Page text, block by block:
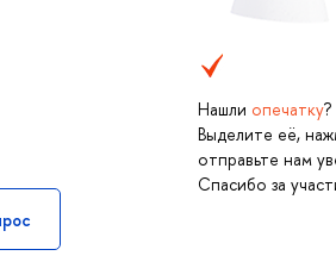
Нашли опечатку?
Выделите её,
отправьте нам
Спасибо за